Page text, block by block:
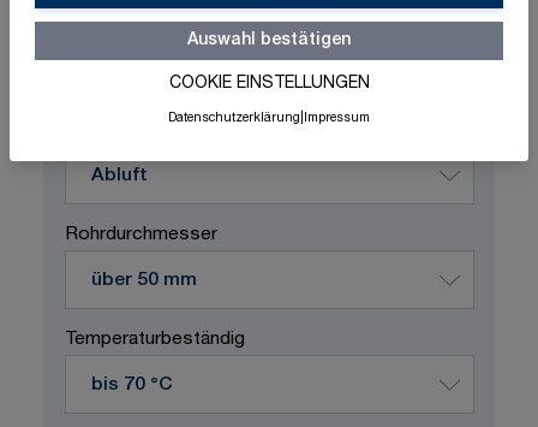
Auswahl bestätigen
COOKIE EINSTELLUNGEN
Datenschutzerklärung Impressum
Schnelle Lieferung
Made in Germany
ISO-zertifizierte Qualität
Produktvariation wählen
Rohrdurchmesser
Temperaturbeständig